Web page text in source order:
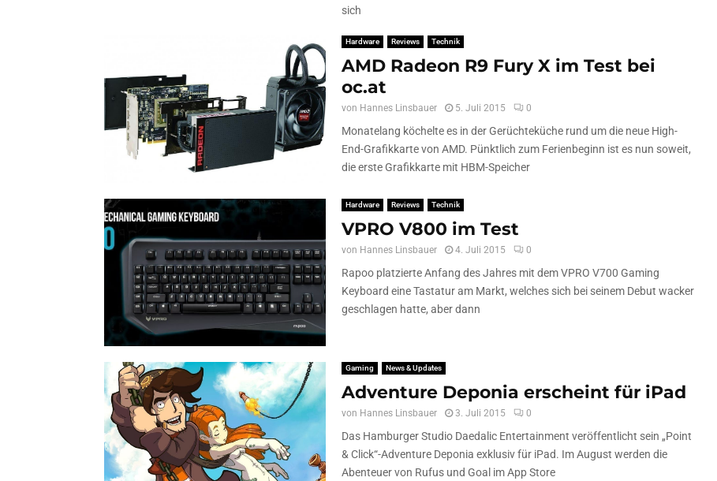
sich
Hardware Reviews Technik
AMD Radeon R9 Fury X im Test bei
oc.at
von Hannes Linsbauer 5. Juli 2015 0
Monatelang köchelte es in der Gerüchteküche rund um die neue High-
End-Grafikkarte von AMD. Pünktlich zum Ferienbeginn ist es nun soweit,
die erste Grafikkarte mit HBM-Speicher
Hardware Reviews Technik
VPRO V800 im Test
von Hannes Linsbauer 4. Juli 2015 0
Rapoo platzierte Anfang des Jahres mit dem VPRO V700 Gaming
Keyboard eine Tastatur am Markt, welches sich bei seinem Debut wacker
geschlagen hatte, aber dann
Gaming News & Updates
Adventure Deponia erscheint für iPad
von Hannes Linsbauer 3. Juli 2015 0
Das Hamburger Studio Daedalic Entertainment veröffentlicht sein „Point
& Click“-Adventure Deponia exklusiv für iPad. Im August werden die
Abenteuer von Rufus und Goal im App Store